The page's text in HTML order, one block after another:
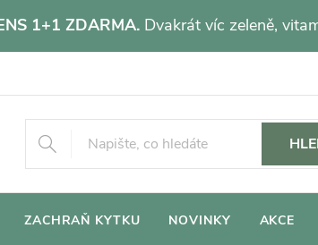
1+1 ZDARMA. Dvakrát víc zeleně,
ZACHRAŇ KYTKU NOVINKY AKCE